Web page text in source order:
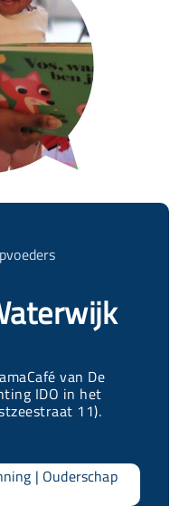
van De
IDO in het
11).
| Ouderschap